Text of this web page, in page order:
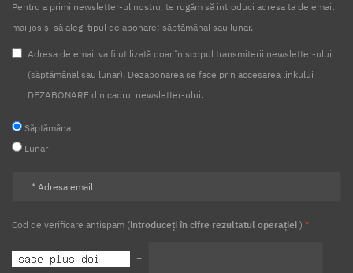
Pentru a primi newsletter-ul nostru, te rugăm să introduci adresa ta de email
mai jos și să alegi tipul de abonare: săptămânal sau lunar.
Adresa de email va fi utilizată doar în scopul transmiterii newsletter-ului
(săptămânal sau lunar). Dezabonarea se face prin accesarea linkului
DEZABONARE din cadrul newsletter-ului.
Săptămânal
Lunar
Cod de verificare antispam (introduceți în cifre rezultatul operației ) *
=